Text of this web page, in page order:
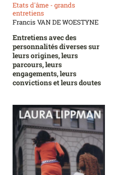
Etats d'âme - grands
entretiens
Francis VAN DE WOESTYNE
Entretiens avec des
personnalités diverses sur
leurs origines, leurs
parcours, leurs
engagements, leurs
convictions et leurs doutes